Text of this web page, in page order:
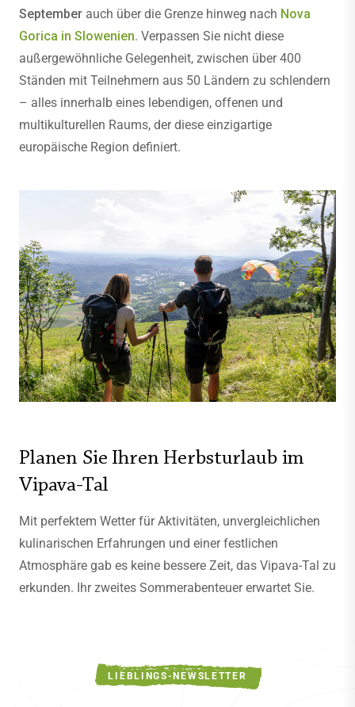
September auch über die Grenze hinweg nach Nova
Gorica in Slowenien. Verpassen Sie nicht diese
außergewöhnliche Gelegenheit, zwischen über 400
Ständen mit Teilnehmern aus 50 Ländern zu schlendern
– alles innerhalb eines lebendigen, offenen und
multikulturellen Raums, der diese einzigartige
europäische Region definiert.
Planen Sie Ihren Herbsturlaub im
Vipava-Tal
Mit perfektem Wetter für Aktivitäten, unvergleichlichen
kulinarischen Erfahrungen und einer festlichen
Atmosphäre gab es keine bessere Zeit, das Vipava-Tal zu
erkunden. Ihr zweites Sommerabenteuer erwartet Sie.
LIEBLINGS-NEWSLETTER